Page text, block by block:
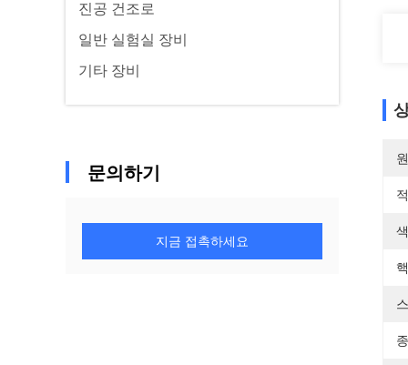
진공 건조로
일반 실험실 장비
기타 장비
문의하기
지금 접촉하세요